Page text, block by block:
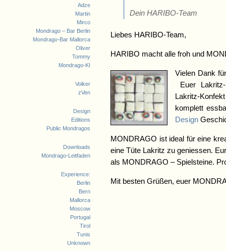
Adze
Martin
Mirco
Mondrago – Bar Berlin
Mondrago-Bar Mallorca
Oliver
Tommy
Mondrago-KI
Volker
zVen
Design
Editions
Public Mondragos
Downloads
Mondrago-Leitfaden
Experience:
Berlin
Bern
Mallorca
Moscow
Portugal
Tirol
Tunis
Unknown
Dein HARIBO-Team
Liebes HARIBO-Team,
HARIBO macht alle froh und
Vielen Dank
Euer
Lakritz-
komplett
Design
MONDRAGO ist ideal für eine
eine Tüte Lakritz zu geniessen.
als MONDRAGO – Spielsteine.
Mit besten Grüßen, euer